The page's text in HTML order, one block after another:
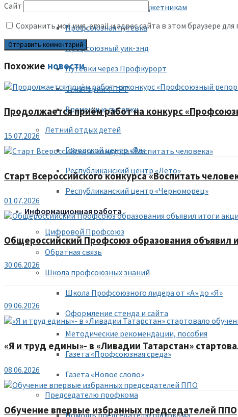
Льготные путевки бюджетникам
Профсоюзная путевка
Профсоюзный уик-энд
Путевки через Профкурорт
Санатории ФПРТ
Временные путевки
Летний отдых детей
Городской центр «Ял»
Республиканский центр «Лето»
Республиканский центр «Черноморец»
Информационная работа
Цифровой Профсоюз
Обратная связь
Школа профсоюзных знаний
Школа Профсоюзного лидера от «А» до «Я»
Оформление стенда и сайта
Методические рекомендации, пособия
Газета «Профсоюзная среда»
Газета «Новое слово»
Председателю профкома
Помощь председателю профкома
Сайт
Сохранить моё имя, email и адрес сайта в этом браузере
Похожие новости
Продолжается приём работ на конкурс
15.07.2026
Старт Всероссийского конкурса «Воспитать
01.07.2026
Общероссийский Профсоюз образования объявил
30.06.2026
09.06.2026
«Я и труд едины»- в «Ливадии Татарстан»
08.06.2026
Обучение впервые избранных председателей ППО